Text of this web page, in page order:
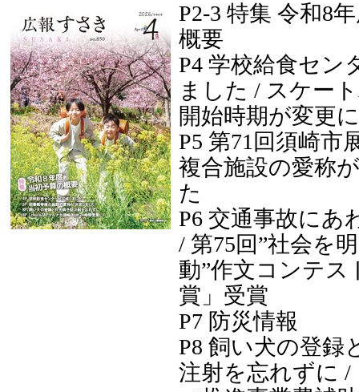
P2-3 特集 令和8
概要
P4 学校給食セン
ました / スケー
開始時期が変更
P5 第71回須崎市
複合施設の愛称
た
P6 交通事故にあ
/ 第75回”社会を
動”作文コンテス
賞」受賞
P7 防災情報
P8 飼い犬の登録
注射を忘れずに /